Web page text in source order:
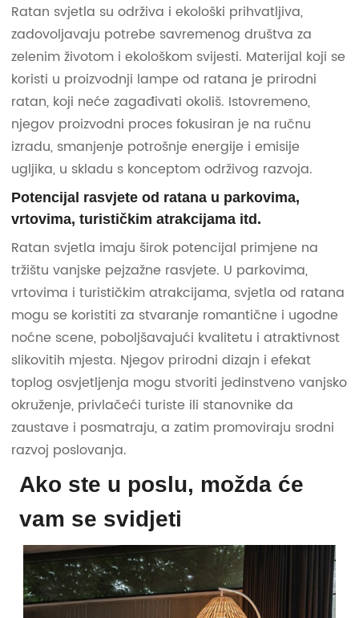
Ratan svjetla su održiva i ekološki prihvatljiva,
zadovoljavaju potrebe savremenog društva za
zelenim životom i ekološkom svijesti. Materijal koji se
koristi u proizvodnji lampe od ratana je prirodni
ratan, koji neće zagađivati ​​okoliš. Istovremeno,
njegov proizvodni proces fokusiran je na ručnu
izradu, smanjenje potrošnje energije i emisije
ugljika, u skladu s konceptom održivog razvoja.
Potencijal rasvjete od ratana u parkovima,
vrtovima, turističkim atrakcijama itd.
Ratan svjetla imaju širok potencijal primjene na
tržištu vanjske pejzažne rasvjete. U parkovima,
vrtovima i turističkim atrakcijama, svjetla od ratana
mogu se koristiti za stvaranje romantične i ugodne
noćne scene, poboljšavajući kvalitetu i atraktivnost
slikovitih mjesta. Njegov prirodni dizajn i efekat
toplog osvjetljenja mogu stvoriti jedinstveno vanjsko
okruženje, privlačeći turiste ili stanovnike da
zaustave i posmatraju, a zatim promoviraju srodni
razvoj poslovanja.
Ako ste u poslu, možda će
vam se svidjeti